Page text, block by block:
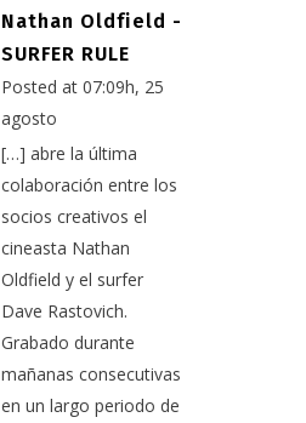
Nathan Oldfield -
SURFER RULE
Posted at 07:09h, 25
agosto
[…] abre la última
colaboración entre los
socios creativos el
cineasta Nathan
Oldfield y el surfer
Dave Rastovich.
Grabado durante
mañanas consecutivas
en un largo periodo de